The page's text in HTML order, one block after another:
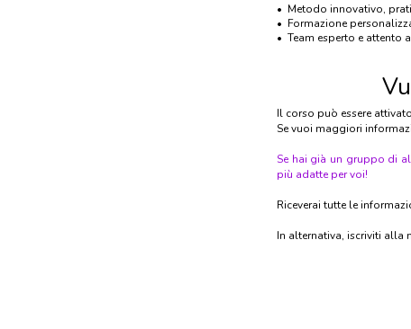
• Metodo innovativo,
• Formazione
• Team esperto e attento
Il corso può essere
Se vuoi maggiori
Se hai già un gruppo di
più adatte per voi!
Riceverai tutte le
In alternativa, iscriviti alla